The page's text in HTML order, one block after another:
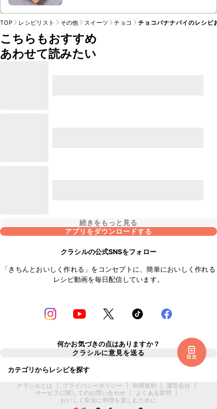
目次
TOP レシピリスト その他 スイーツ チョコ チョコバナナパイのレシピ
こちらもおすすめ
あわせて読みたい
続きをもっと見る
アプリをダウンロードする
クラシルの公式SNSをフォロー
「きちんとおいしく作れる」をコンセプトに、簡単においしく作れる
レシピ動画を毎日配信しています。
何かお気づきの点はありますか？
クラシルに意見を送る
カテゴリからレシピを探す
クラシルとは プライバシーポリシー 利用規約 運営会社
サービスに関してのお問い合わせ
よくある質問
おいしく安全に料理を楽しむために